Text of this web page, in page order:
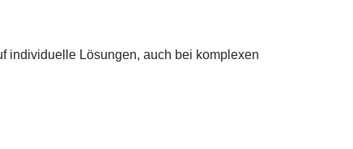
individuelle Lösungen, auch bei komplexen